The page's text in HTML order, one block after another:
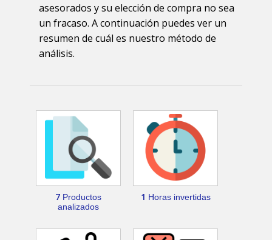
asesorados y su elección de compra no sea
un fracaso. A continuación puedes ver un
resumen de cuál es nuestro método de
análisis.
7 Productos
analizados
1 Horas invertidas